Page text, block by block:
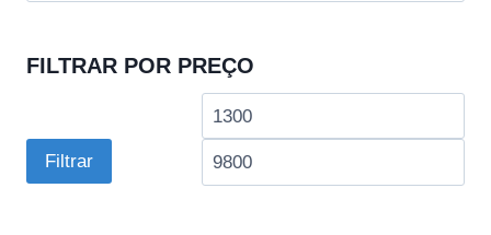
FILTRAR POR PREÇO
Preço
Filtrar